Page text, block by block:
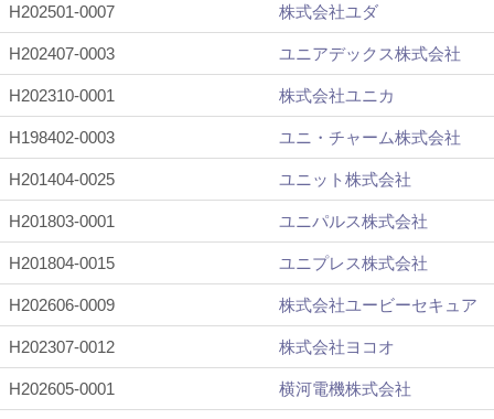
H202501-0007 株式会社ユダ
H202407-0003 ユニアデックス株式会社
H202310-0001 株式会社ユニカ
H198402-0003 ユニ・チャーム株式会社
H201404-0025 ユニット株式会社
H201803-0001 ユニパルス株式会社
H201804-0015 ユニプレス株式会社
H202606-0009 株式会社ユービーセキュア
H202307-0012 株式会社ヨコオ
H202605-0001 横河電機株式会社